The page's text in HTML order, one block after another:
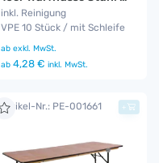
inkl. Reinigung
VPE 10 Stück / mit Schleife
ab exkl. MwSt.
ab 4,28 € inkl. MwSt.
Artikel-Nr.: PE-001661 +